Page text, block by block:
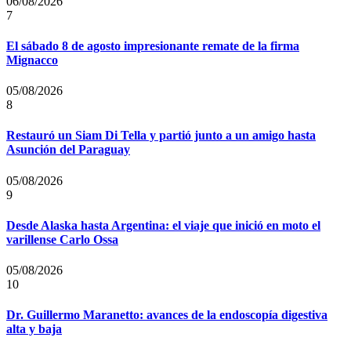
7
El sábado 8 de agosto impresionante remate de la firma
Mignacco
05/08/2026
8
Restauró un Siam Di Tella y partió junto a un amigo hasta
Asunción del Paraguay
05/08/2026
9
Desde Alaska hasta Argentina: el viaje que inició en moto el
varillense Carlo Ossa
05/08/2026
10
Dr. Guillermo Maranetto: avances de la endoscopía digestiva
alta y baja